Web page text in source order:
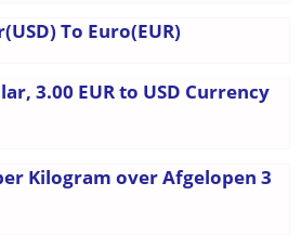
To Euro(EUR)
3.00 EUR to USD Currency
Kilogram over Afgelopen 3